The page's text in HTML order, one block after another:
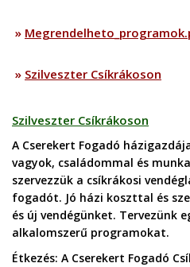
»
» Szilveszter Csíkrákoson
Szilveszter Csíkrákoson
A Cserekert Fogadó
vagyok, családommal és
szervezzük a csíkrákosi
fogadót. Jó házi koszttal és
és új vendégünket. Tervezünk
alkalomszerű programokat.
Étkezés: A Cserekert Fogadó